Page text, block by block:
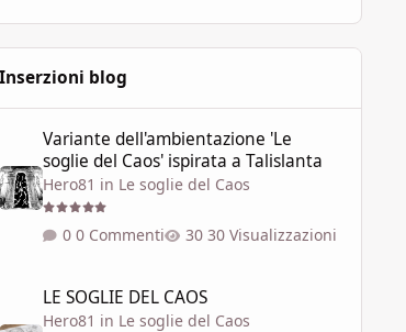
Autore
Inserzioni blog
Variante dell'ambientazione 'Le
soglie del Caos' ispirata a Talislanta
Hero81 in Le soglie del Caos
0 Commenti 30 Visualizzazioni
LE SOGLIE DEL CAOS
Hero81 in Le soglie del Caos